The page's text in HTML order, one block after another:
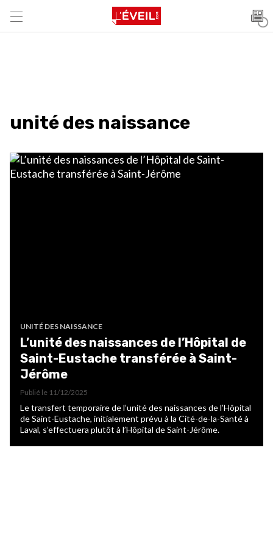
unité des naissance
UNITÉ DES NAISSANCE
L’unité des naissances de l’Hôpital de
Saint-Eustache transférée à Saint-
Jérôme
Publié le 11/12/2025
Le transfert temporaire de l’unité des naissances de l’Hôpital
de Saint-Eustache, initialement prévu à la Cité-de-la-Santé à
Laval, s’effectuera plutôt à l’Hôpital de Saint-Jérôme.